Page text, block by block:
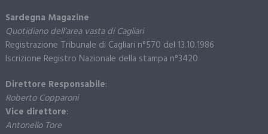
Sardegna Magazine
Quotidiano dell’area vasta di Cagliari
Registrazione Tribunale di Cagliari n°570 del 13.10.1986
Iscrizione Registro Nazionale della stampa n°3420
Direttore Responsabile:
Roberto Copparoni
Vice direttore:
Antonello Tore